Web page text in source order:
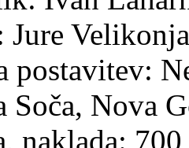
Velikonja
postavitev:
Nova
naklada: